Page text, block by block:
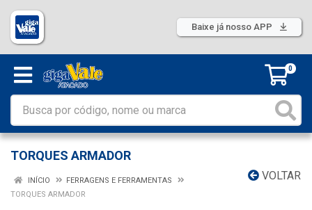
Baixe já nosso APP
0
TORQUES ARMADOR
VOLTAR
INÍCIO
FERRAGENS E FERRAMENTAS
TORQUES ARMADOR